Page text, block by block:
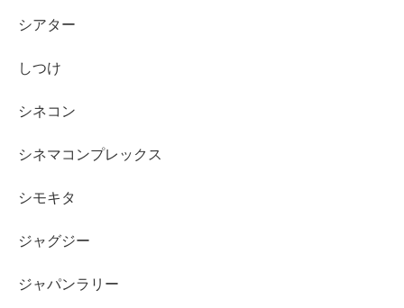
シアター
しつけ
シネコン
シネマコンプレックス
シモキタ
ジャグジー
ジャパンラリー